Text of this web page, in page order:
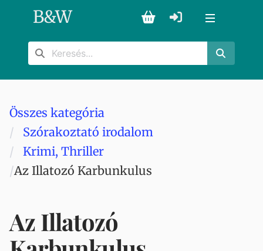
B&W
Összes kategória
Szórakoztató irodalom
Krimi, Thriller
Az Illatozó Karbunkulus
Az Illatozó